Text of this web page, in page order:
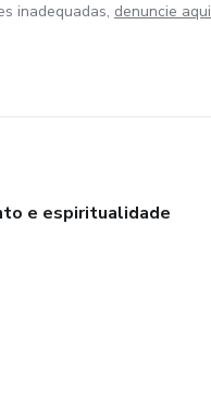
inadequadas, denuncie aqui
e espiritualidade